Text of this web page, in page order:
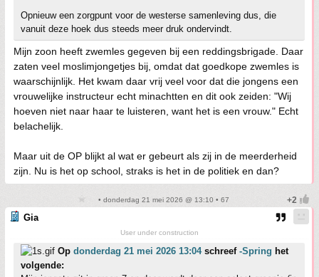
Opnieuw een zorgpunt voor de westerse samenleving dus, die
vanuit deze hoek dus steeds meer druk ondervindt.
Mijn zoon heeft zwemles gegeven bij een reddingsbrigade. Daar
zaten veel moslimjongetjes bij, omdat dat goedkope zwemles is
waarschijnlijk. Het kwam daar vrij veel voor dat die jongens een
vrouwelijke instructeur echt minachtten en dit ook zeiden: "Wij
hoeven niet naar haar te luisteren, want het is een vrouw." Echt
belachelijk.
Maar uit de OP blijkt al wat er gebeurt als zij in de meerderheid
zijn. Nu is het op school, straks is het in de politiek en dan?
• donderdag 21 mei 2026 @ 13:10 • 67
Gia
User under construction
Op donderdag 21 mei 2026 13:04schreef -Spring het
volgende: